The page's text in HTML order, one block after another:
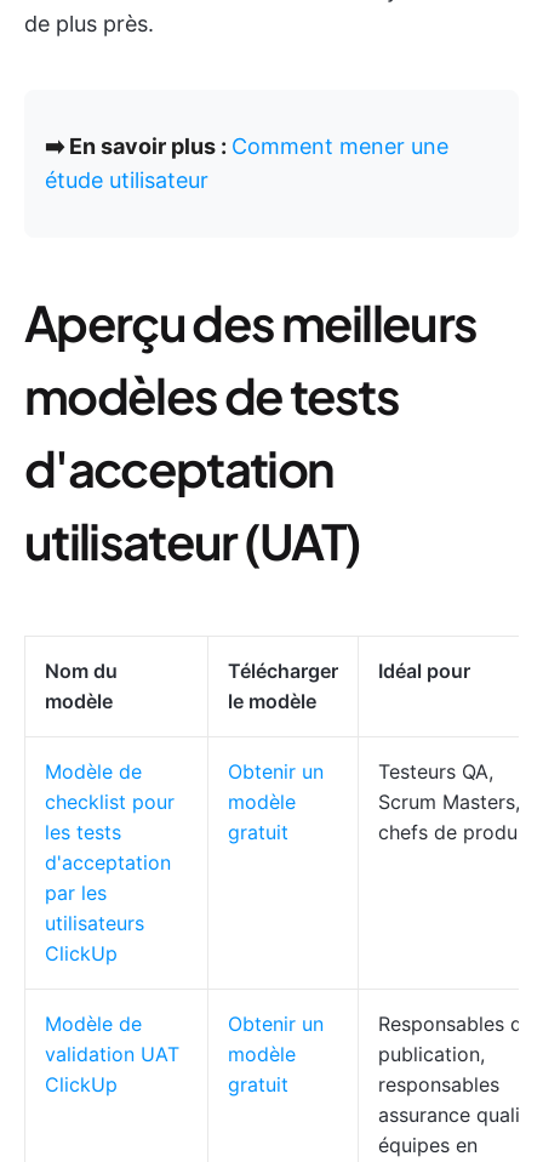
de plus près.
➡️ En savoir plus : Comment mener une
étude utilisateur
Aperçu des meilleurs
modèles de tests
d'acceptation
utilisateur (UAT)
Nom du
modèle
Télécharger
le modèle
Idéal pour
Modèle de
checklist pour
les tests
d'acceptation
par les
utilisateurs
ClickUp
Obtenir un
modèle
gratuit
Testeurs QA,
Scrum Masters,
chefs de produit
Modèle de
validation UAT
ClickUp
Obtenir un
modèle
gratuit
Responsables de
publication,
responsables
assurance qualité,
équipes en